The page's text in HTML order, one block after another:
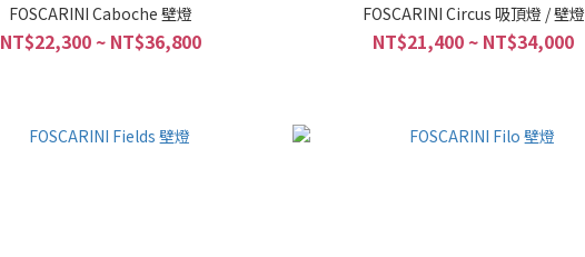
FOSCARINI Caboche 壁燈
NT$22,300 ~ NT$36,800
FOSCARINI Circus 吸頂燈 / 壁燈
NT$21,400 ~ NT$34,000